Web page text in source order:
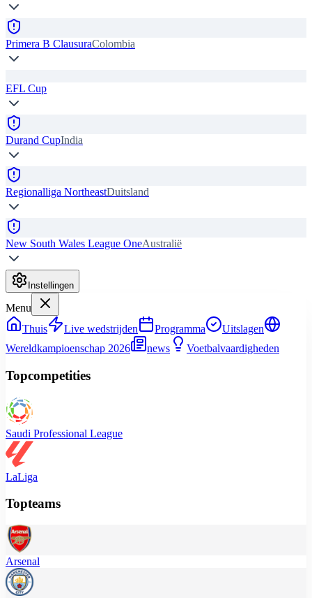
Primera B ClausuraColombia
EFL Cup
Durand CupIndia
Regionalliga NortheastDuitsland
New South Wales League OneAustralië
Instellingen
Menu
Thuis
Live wedstrijden Programma
Uitslagen
Wereldkampioenschap 2026
news Voetbalvaardigheden
Topcompetities
Saudi Professional League
LaLiga
Topteams
Arsenal